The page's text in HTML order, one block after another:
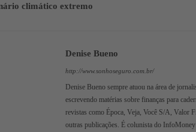
climático extremo
Denise Bueno
http://www.sonhoseguro.com.br/
Denise Bueno sempre atuou na área de
escrevendo matérias sobre finanças para
revistas como Época, Veja, Você S/A, Valor
outras publicações. É colunista do